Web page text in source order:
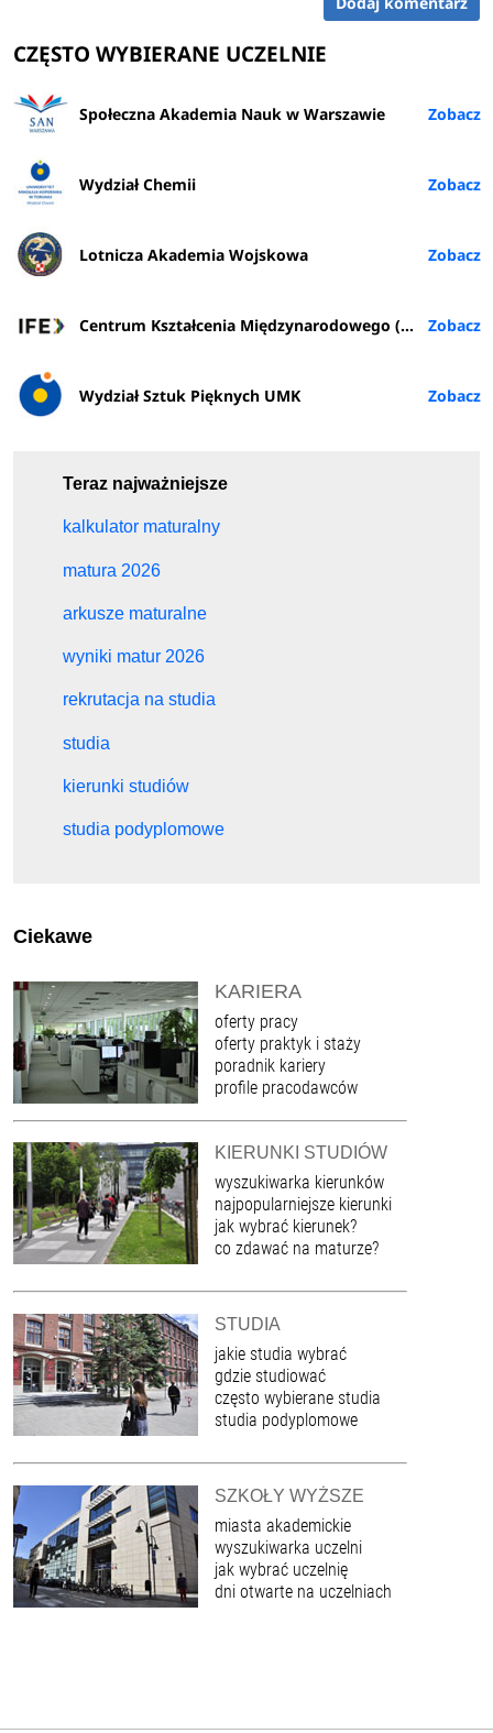
CZĘSTO WYBIERANE UCZELNIE
Społeczna Akademia Nauk w Warszawie
Wydział Chemii
Lotnicza Akademia Wojskowa
Centrum Kształcenia Międzynarodowego (IFE) PŁ
Wydział Sztuk Pięknych UMK
Teraz najważniejsze
kalkulator maturalny
matura 2026
arkusze maturalne
wyniki matur 2026
rekrutacja na studia
studia
kierunki studiów
studia podyplomowe
Ciekawe
KARIERA
oferty pracy
oferty praktyk i staży
poradnik kariery
profile pracodawców
KIERUNKI STUDIÓW
wyszukiwarka kierunków
najpopularniejsze kierunki
jak wybrać kierunek?
co zdawać na maturze?
STUDIA
jakie studia wybrać
gdzie studiować
często wybierane studia
studia podyplomowe
SZKOŁY WYŻSZE
miasta akademickie
wyszukiwarka uczelni
jak wybrać uczelnię
dni otwarte na uczelniach